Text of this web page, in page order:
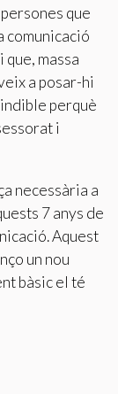
que
comunicació
massa
a posar-hi
perquè
i
necessària a
7 anys de
Aquest
un nou
bàsic el té